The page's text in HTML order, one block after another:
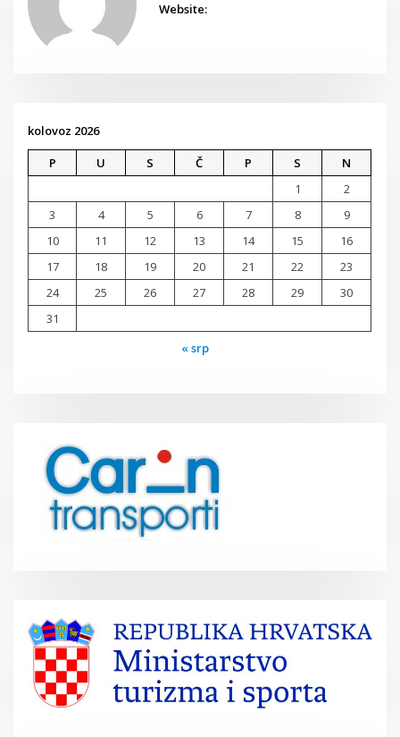
Website:
kolovoz 2026
P
U S Č P S
N
1
2
3
4 5 6 7 8
9
10
11 12 13 14 15
16
17
18 19 20 21 22
23
24
25 26 27 28 29
30
31
« srp